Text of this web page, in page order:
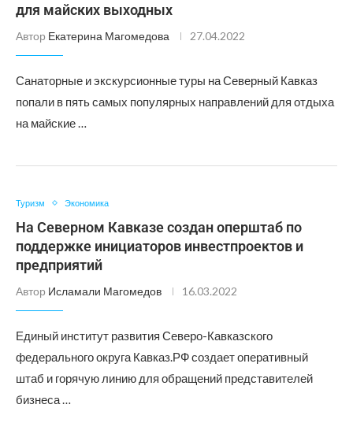
для майских выходных
Автор Екатерина Магомедова 27.04.2022
Санаторные и экскурсионные туры на Северный Кавказ
попали в пять самых популярных направлений для отдыха
на майские …
Туризм Экономика
На Северном Кавказе создан оперштаб по
поддержке инициаторов инвестпроектов и
предприятий
Автор Исламали Магомедов 16.03.2022
Единый институт развития Северо-Кавказского
федерального округа Кавказ.РФ создает оперативный
штаб и горячую линию для обращений представителей
бизнеса …